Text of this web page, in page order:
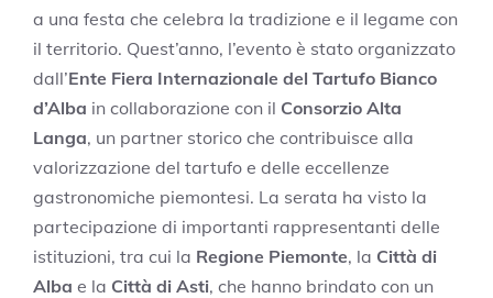
a una festa che celebra la tradizione e il legame con
il territorio. Quest’anno, l’evento è stato organizzato
dall’Ente Fiera Internazionale del Tartufo Bianco
d’Alba in collaborazione con il Consorzio Alta
Langa, un partner storico che contribuisce alla
valorizzazione del tartufo e delle eccellenze
gastronomiche piemontesi. La serata ha visto la
partecipazione di importanti rappresentanti delle
istituzioni, tra cui la Regione Piemonte, la Città di
Alba e la Città di Asti, che hanno brindato con un